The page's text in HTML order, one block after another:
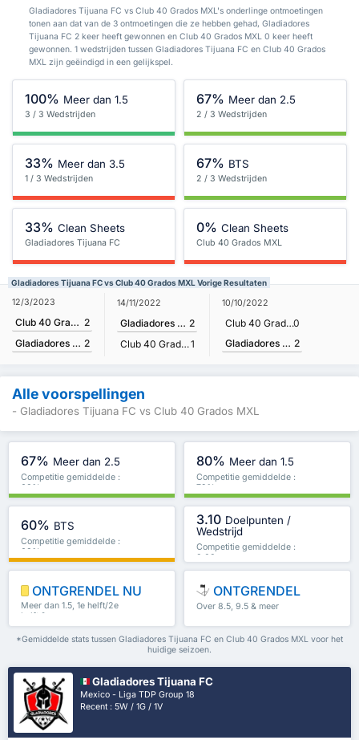
Gladiadores Tijuana FC vs Club 40 Grados MXL's onderlinge ontmoetingen
tonen aan dat van de 3 ontmoetingen die ze hebben gehad, Gladiadores
Tijuana FC 2 keer heeft gewonnen en Club 40 Grados MXL 0 keer heeft
gewonnen. 1 wedstrijden tussen Gladiadores Tijuana FC en Club 40 Grados
MXL zijn geëindigd in een gelijkspel.
100% Meer dan 1.5
3 / 3 Wedstrijden
67% Meer dan 2.5
2 / 3 Wedstrijden
33% Meer dan 3.5
1 / 3 Wedstrijden
67% BTS
2 / 3 Wedstrijden
33% Clean Sheets
Gladiadores Tijuana FC
0% Clean Sheets
Club 40 Grados MXL
Gladiadores Tijuana FC vs Club 40 Grados MXL Vorige Resultaten
12/3/2023
Club 40 Grados MXL 2
Gladiadores Tijuana FC 2
14/11/2022
Gladiadores Tijuana FC 2
Club 40 Grados MXL 1
10/10/2022
Club 40 Grados MXL0
Gladiadores Tijuana FC 2
Alle voorspellingen
- Gladiadores Tijuana FC vs Club 40 Grados MXL
67% Meer dan 2.5
Competitie gemiddelde :
63%
80% Meer dan 1.5
Competitie gemiddelde :
79%
60% BTS
Competitie gemiddelde :
63%
3.10 Doelpunten /
Wedstrijd
Competitie gemiddelde :
3.03
ONTGRENDEL NU
Meer dan 1.5, 1e helft/2e
helft & meer
ONTGRENDEL
Over 8.5, 9.5 & meer
*Gemiddelde stats tussen Gladiadores Tijuana FC en Club 40 Grados MXL voor het
huidige seizoen.
Gladiadores Tijuana FC
Mexico - Liga TDP Group 18
Recent : 5W / 1G / 1V